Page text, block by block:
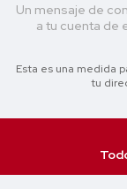
Un mensaje de
a tu cuenta de
Esta es una medida
tu